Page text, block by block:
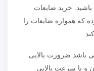
خرید ضایعات
که همواره ضایعات را
باشد ضرورت بالایی
و با سرعت بالایی